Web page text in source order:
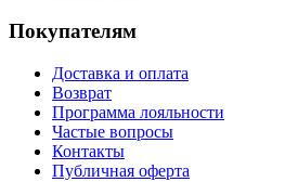
Покупателям
Доставка и оплата
Возврат
Программа лояльности
Частые вопросы
Контакты
Публичная оферта